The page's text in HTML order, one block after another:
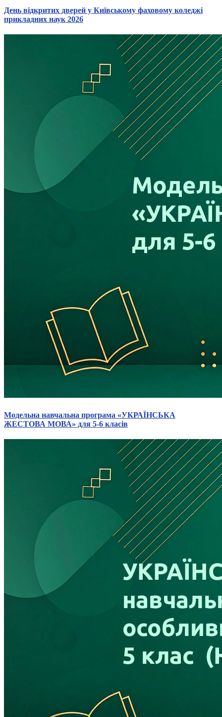
День відкритих дверей у Київському фаховому коледжі
прикладних наук 2026
Модельна навчальна програма «УКРАЇНСЬКА
ЖЕСТОВА МОВА» для 5-6 класів